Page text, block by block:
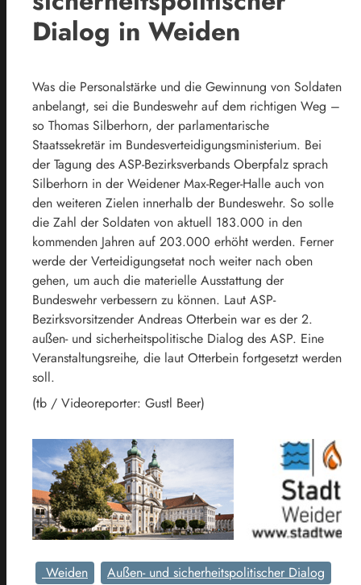
Dialog in Weiden
Was die Personalstärke und die Gewinnung von Soldaten
anbelangt, sei die Bundeswehr auf dem richtigen Weg –
so Thomas Silberhorn, der parlamentarische
Staatssekretär im Bundesverteidigungsministerium. Bei
der Tagung des ASP-Bezirksverbands Oberpfalz sprach
Silberhorn in der Weidener Max-Reger-Halle auch von
den weiteren Zielen innerhalb der Bundeswehr. So solle
die Zahl der Soldaten von aktuell 183.000 in den
kommenden Jahren auf 203.000 erhöht werden. Ferner
werde der Verteidigungsetat noch weiter nach oben
gehen, um auch die materielle Ausstattung der
Bundeswehr verbessern zu können. Laut ASP-
Bezirksvorsitzender Andreas Otterbein war es der 2.
außen- und sicherheitspolitische Dialog des ASP. Eine
Veranstaltungsreihe, die laut Otterbein fortgesetzt werden
soll.
(tb / Videoreporter: Gustl Beer)
Weiden
Außen- und sicherheitspolitischer Dialog